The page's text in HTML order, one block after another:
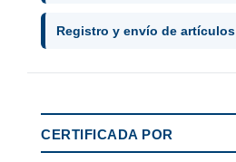
Registro y envío de artículos
CERTIFICADA POR